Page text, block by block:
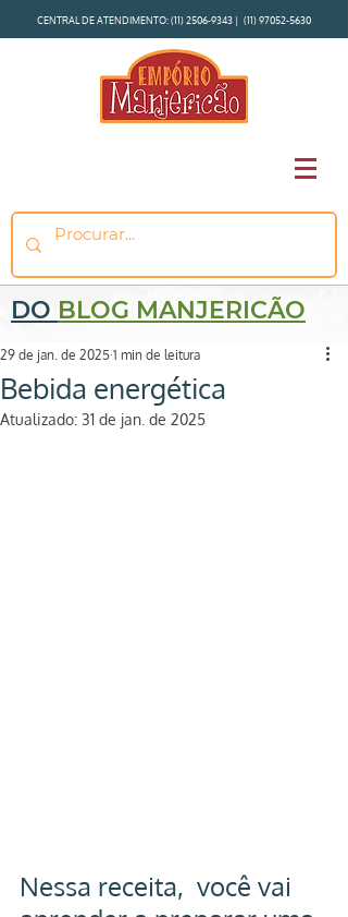
CENTRAL DE ATENDIMENTO:(11) 2506-9343 | (11) 97052-5630
DO BLOG MANJERICÃO
Bebida energética
29 de jan. de 2025 1 min de leitura
Atualizado: 31 de jan. de 2025
Nessa receita,  você vai